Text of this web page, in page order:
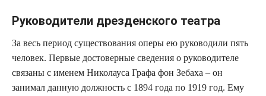
Руководители дрезденского театра
За весь период существования оперы ею руководили пять
человек. Первые достоверные сведения о руководителе
связаны с именем Николауса Графа фон Зебаха – он
занимал данную должность с 1894 года по 1919 год. Ему